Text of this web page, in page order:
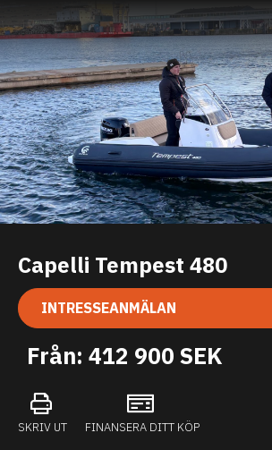
Capelli Tempest 480
INTRESSEANMÄLAN
Från: 412 900 SEK
SKRIV UT FINANSERA DITT KÖP